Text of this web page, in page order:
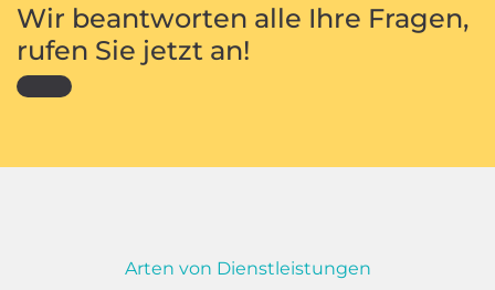
Wir beantworten alle Ihre Fragen,
rufen Sie jetzt an!
Arten von Dienstleistungen